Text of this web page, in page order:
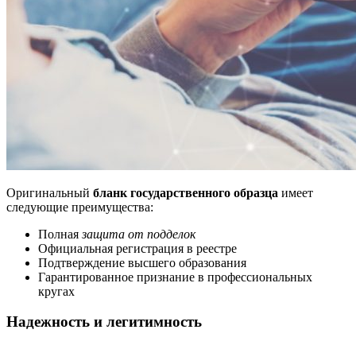
Оригинальный бланк государственного образца имеет
следующие преимущества:
Полнаязащита от подделок
Официальная регистрация в реестре
Подтверждение высшего образования
Гарантированное признание в профессиональных
кругах
Надежность и легитимность